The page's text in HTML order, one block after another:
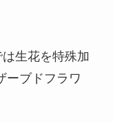
生花を特殊加
ーブドフラワ